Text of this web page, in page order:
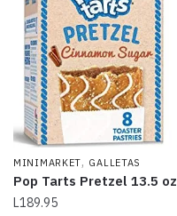
MINIMARKET, GALLETAS
Pop Tarts Pretzel 13.5 oz
L189.95